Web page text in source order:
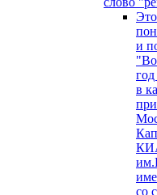
и
в
со